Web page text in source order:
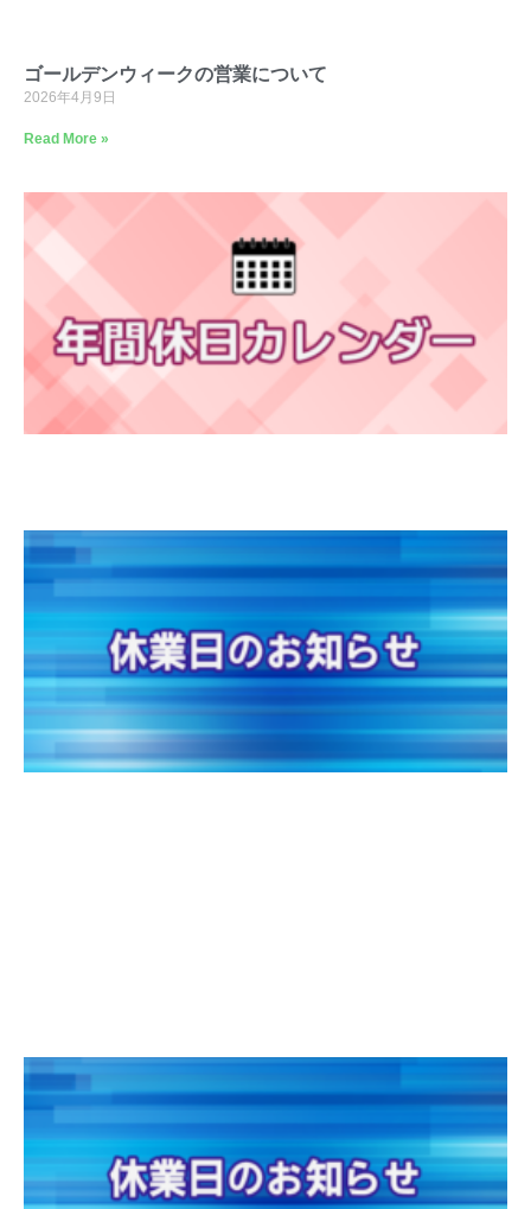
ゴールデンウィークの営業について
2026年4月9日
Read More »